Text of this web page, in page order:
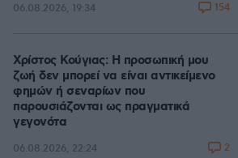
06.08.2026, 19:34 154
Χρίστος Κούγιας: Η προσωπική μου
ζωή δεν μπορεί να είναι αντικείμενο
φημών ή σεναρίων που
παρουσιάζονται ως πραγματικά
γεγονότα
06.08.2026, 22:24 2